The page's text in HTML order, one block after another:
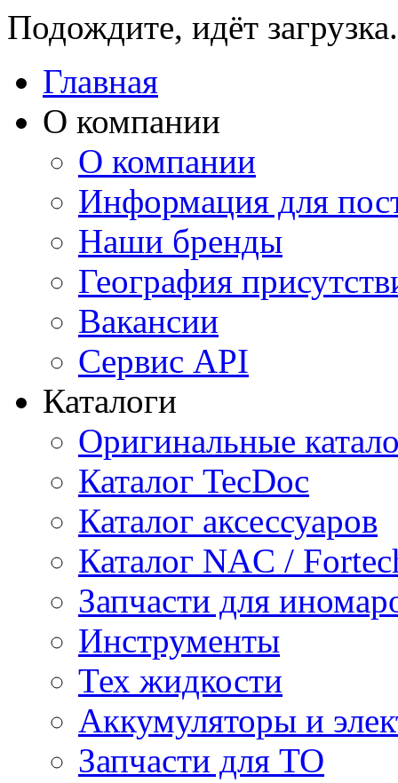
Подождите, идёт
Главная
О компании
О компании
Информация для
Наши бренды
География
Вакансии
Сервис API
Каталоги
Оригинальные
Каталог TecDoc
Каталог аксессуаров
Каталог NAC /
Запчасти для
Инструменты
Тех жидкости
Аккумуляторы и
Запчасти для ТО